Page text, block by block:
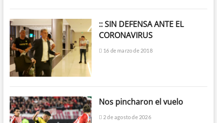
:: SIN DEFENSA ANTE EL
CORONAVIRUS
16 de marzo de 2018
Nos pincharon el vuelo
2 de agosto de 2026